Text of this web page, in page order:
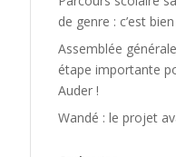
de genre : c’est
Assemblée
étape importante
Auder !
Wandé : le projet